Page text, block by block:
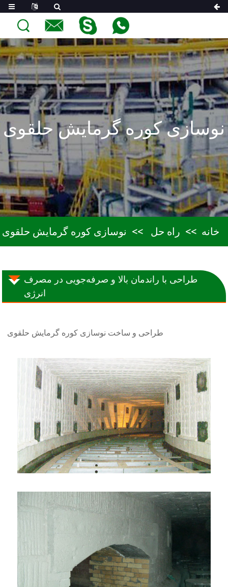
نوسازی کوره گرمایش حلقوی
خانه راه حل نوسازی کوره گرمایش حلقوی
طراحی با راندمان بالا و صرفه‌جویی در مصرف
انرژی
طراحی و ساخت نوسازی کوره گرمایش حلقوی